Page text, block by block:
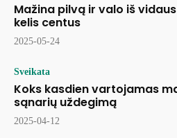
Mažina pilvą ir valo iš
kelis centus
2025-05-24
Sveikata
Koks kasdien vartojamas
sąnarių uždegimą
2025-04-12